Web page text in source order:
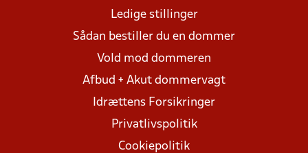
Ledige stillinger
Sådan bestiller du en dommer
Vold mod dommeren
Afbud + Akut dommervagt
Idrættens Forsikringer
Privatlivspolitik
Cookiepolitik